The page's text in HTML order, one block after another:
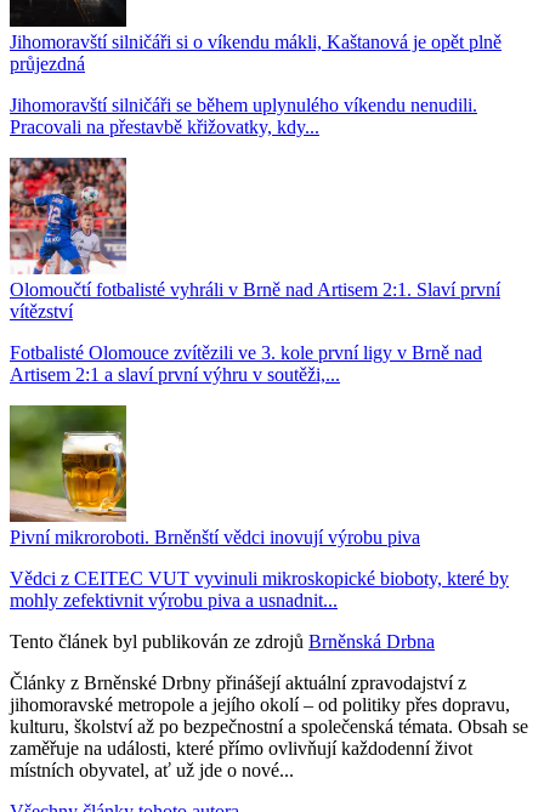
Jihomoravští silničáři si o víkendu mákli, Kaštanová je opět plně
průjezdná
Jihomoravští silničáři se během uplynulého víkendu nenudili.
Pracovali na přestavbě křižovatky, kdy...
Olomoučtí fotbalisté vyhráli v Brně nad Artisem 2:1. Slaví první
vítězství
Fotbalisté Olomouce zvítězili ve 3. kole první ligy v Brně nad
Artisem 2:1 a slaví první výhru v soutěži,...
Pivní mikroroboti. Brněnští vědci inovují výrobu piva
Vědci z CEITEC VUT vyvinuli mikroskopické bioboty, které by
mohly zefektivnit výrobu piva a usnadnit...
Tento článek byl publikován ze zdrojů Brněnská Drbna
Články z Brněnské Drbny přinášejí aktuální zpravodajství z
jihomoravské metropole a jejího okolí – od politiky přes dopravu,
kulturu, školství až po bezpečnostní a společenská témata. Obsah se
zaměřuje na události, které přímo ovlivňují každodenní život
místních obyvatel, ať už jde o nové...